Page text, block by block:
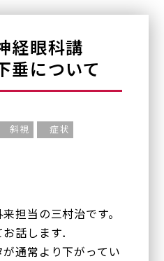
経眼科講
について
斜視
症状
担当の三村治です。
話します．
通常より下がってい